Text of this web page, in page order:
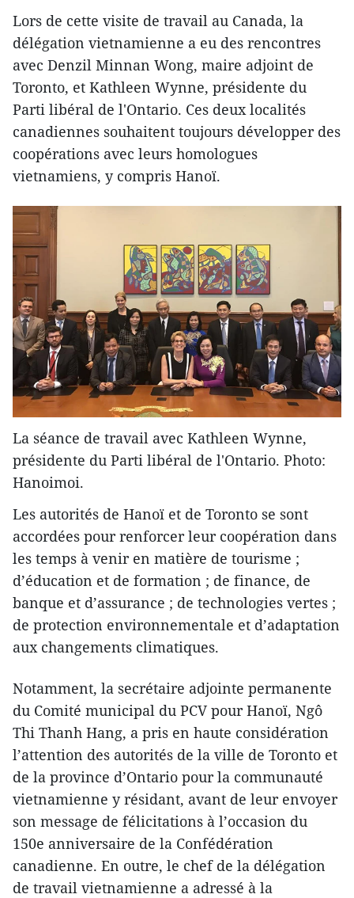
Lors de ​cette visite de travail au Canada, la
délégation vietnamienne a ​eu des rencontres
avec Denzil Minnan Wong, maire adjoint de
Toronto, et Kathleen Wynne, présidente du
Parti libéral de l'Ontario. Ces deux localités
canadiennes souhaitent toujours développer ​des
coopérations avec leurs homologues
vietnamiens, y compris Hanoï.
La séance de travail avec Kathleen Wynne,
présidente du Parti libéral de l'Ontario. Photo:
Hanoimoi.
Les autorités de Hanoï et de Toronto se sont
accordées ​pour renforce​r leur coopération dans
les temps à venir en matière de tourisme ;
d’éducation et de formation ; de finance, de
banque et d’assurance ; de technologies vertes ;
de protection environnementale et d’adaptation
aux changements climatiques.
Notamment, la secrétaire adjointe permanente
du Comité municipal du PCV pour Hanoï, Ngô
Thi Thanh Hang, a pris en haute considération
l’attention des autorités de la ville de Toronto et
de la province d’Ontario ​pour la communauté
vietnamienne y résidant, avant de leur envoyer
son message de félicitations à l’occasion du
150e anniversaire de la Confédération
canadienne. En outre, le chef de la délégation
de travail vietnamienne a adressé à la